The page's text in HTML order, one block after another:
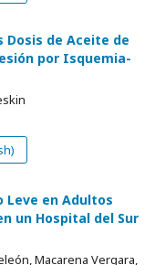
de Aceite de
por Isquemia-
Leve en Adultos
un Hospital del Sur
Macarena Vergara,